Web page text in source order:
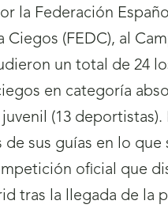
la Federación
Ciegos (FEDC), al
un total de 24
en categoría
(13 deportistas).
de sus guías en lo que
oficial que
tras la llegada de la